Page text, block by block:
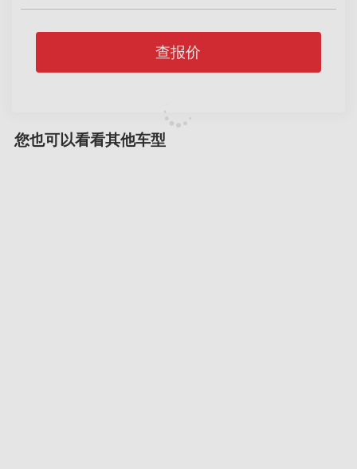
查报价
您也可以看看其他车型